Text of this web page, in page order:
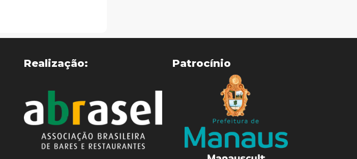
Realização: Patrocínio